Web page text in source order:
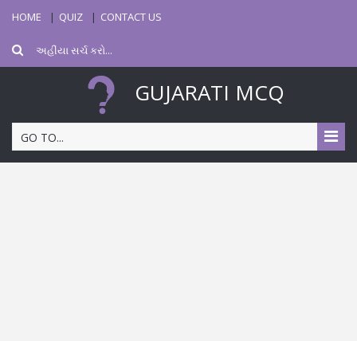
HOME QUIZ CONTACT US
GUJARATI MCQ
GO TO...